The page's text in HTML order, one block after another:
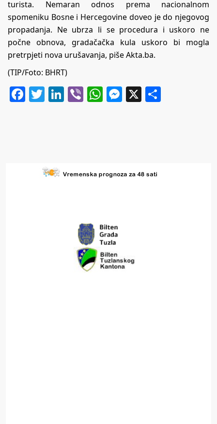
turista. Nemaran odnos prema nacionalnom
spomeniku Bosne i Hercegovine doveo je do njegovog
propadanja. Ne ubrza li se procedura i uskoro ne
počne obnova, gradačačka kula uskoro bi mogla
pretrpjeti nova urušavanja, pišeAkta.ba.
(TIP/Foto: BHRT)
Facebook
Twitter
LinkedIn
ViberWhatsApp
Messenger
X